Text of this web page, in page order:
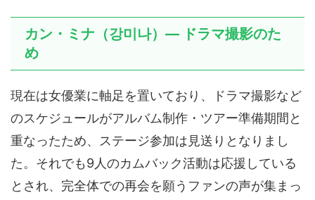
カン・ミナ（강미나）— ドラマ撮影のた
め
現在は女優業に軸足を置いており、ドラマ撮影など
のスケジュールがアルバム制作・ツアー準備期間と
重なったため、ステージ参加は見送りとなりまし
た。それでも9人のカムバック活動は応援している
とされ、完全体での再会を願うファンの声が集まっ